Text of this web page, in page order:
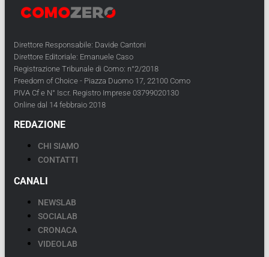
Direttore Responsabile: Davide Cantoni
Direttore Editoriale: Emanuele Caso
Registrazione Tribunale di Como: n°2/2018
Freedom of Choice - Piazza Duomo 17, 22100 Como
PIVA Cf e N° Iscr. Registro Imprese 03799020130
Online dal 14 febbraio 2018
REDAZIONE
CHI SIAMO
CONTATTI
CANALI
NEWSLAB
SOCIALAB
CRONACA
VIDEOLAB